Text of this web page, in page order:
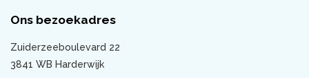
Ons bezoekadres
Zuiderzeeboulevard 22
3841 WB Harderwijk